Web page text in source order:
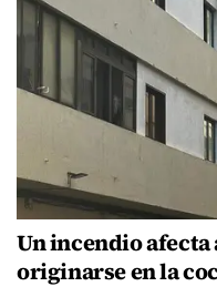
Un incendio
originarse en la